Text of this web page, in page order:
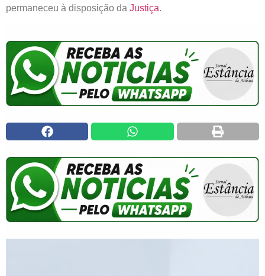
permaneceu à disposição da Justiça.